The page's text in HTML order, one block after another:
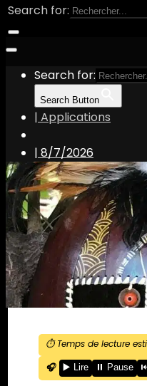
Search for:
Search for:
Search Button
| Applications
| 8/7/2026
⏱️ Temps de lecture
🎧
▶️ Lire ⏸️ Pause